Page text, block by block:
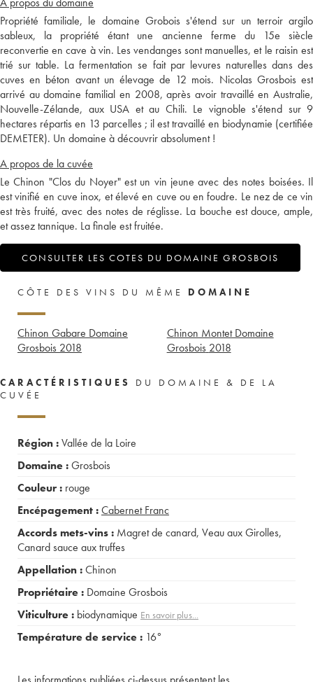
Propriété familiale, le domaine Grobois s'étend sur un terroir argilo
sableux, la propriété étant une ancienne ferme du 15e siècle
reconvertie en cave à vin. Les vendanges sont manuelles, et le raisin est
trié sur table. La fermentation se fait par levures naturelles dans des
cuves en béton avant un élevage de 12 mois. Nicolas Grosbois est
arrivé au domaine familial en 2008, après avoir travaillé en Australie,
Nouvelle-Zélande, aux USA et au Chili. Le vignoble s'étend sur 9
hectares répartis en 13 parcelles ; il est travaillé en biodynamie (certifiée
DEMETER). Un domaine à découvrir absolument !
A propos de la cuvée
Le Chinon "Clos du Noyer" est un vin jeune avec des notes boisées. Il
est vinifié en cuve inox, et élevé en cuve ou en foudre. Le nez de ce vin
est très fruité, avec des notes de réglisse. La bouche est douce, ample,
et assez tannique. La finale est fruitée.
CONSULTER LES COTES DU DOMAINE GROSBOIS
CÔTE DES VINS DU MÊME DOMAINE
Chinon Gabare Domaine
Grosbois 2018
Chinon Montet Domaine
Grosbois 2018
CARACTÉRISTIQUES
DU DOMAINE & DE LA
CUVÉE
Région :Vallée de la Loire
Domaine :Grosbois
Couleur : rouge
Encépagement :Cabernet Franc
Accords mets-vins : Magret de canard, Veau aux Girolles,
Canard sauce aux truffes
Appellation :Chinon
Propriétaire : Domaine Grosbois
Viticulture : biodynamique En savoir plus...
Température de service : 16°